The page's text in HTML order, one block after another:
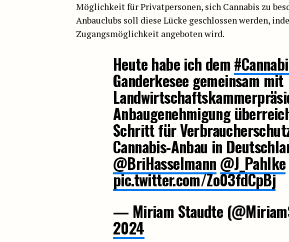
Möglichkeit für Privatpersonen, sich Cannabis zu
Anbauclubs soll diese Lücke geschlossen werden,
Zugangsmöglichkeit angeboten wird.
Heute habe ich dem
Ganderkesee gemeinsam mit
Anbaugenehmigung
Schritt für
Cannabis-Anbau in
@BriHasselmann @J_Pahlke
pic.twitter.com/Zo03fdCpBj
— Miriam Staudte
2024